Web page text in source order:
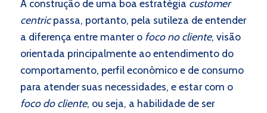
A construção de uma boa estratégia customer
centricpassa, portanto, pela sutileza de entender
a diferença entre manter o foco no cliente, visão
orientada principalmente ao entendimento do
comportamento, perfil econômico e de consumo
para atender suas necessidades, e estar com o
foco do cliente, ou seja, a habilidade de ser